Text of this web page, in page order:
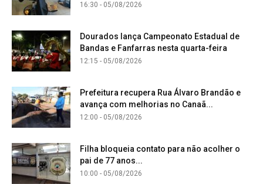
16:30 - 05/08/2026
Dourados lança Campeonato Estadual de
Bandas e Fanfarras nesta quarta-feira
12:15 - 05/08/2026
Prefeitura recupera Rua Álvaro Brandão e
avança com melhorias no Canaã...
12:00 - 05/08/2026
Filha bloqueia contato para não acolher o
pai de 77 anos...
10:00 - 05/08/2026